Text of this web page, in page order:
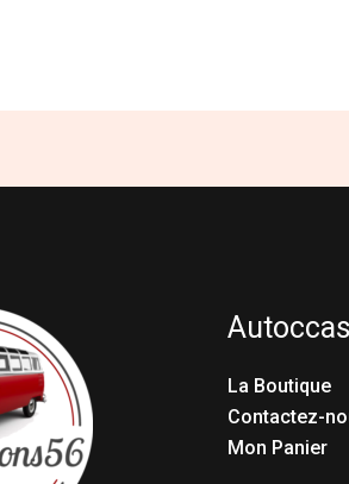
La Boutique
Contactez-
Mon Panier